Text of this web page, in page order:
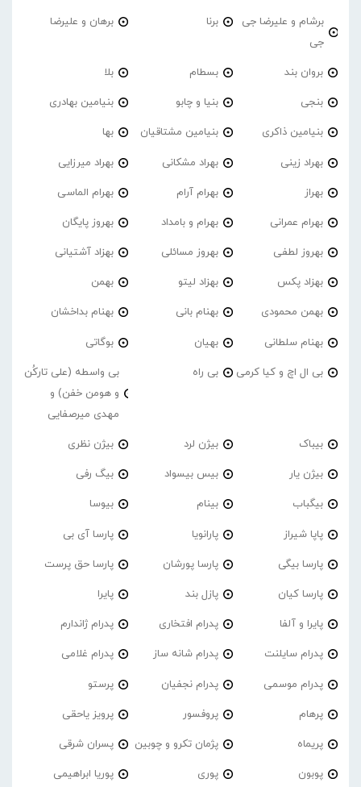
برشام و علیرضا جی
جی
برنا برهان و علیرضا
بروان بند بسطام بلا
بنجی بنیا و چابو بنیامین بهادری
بنیامین ذاکری بنیامین مشتاقیان بها
بهراد زینی بهراد مشکانی بهراد میرزایی
بهراز بهرام آرام بهرام الماسی
بهرام عمرانی بهرام و بامداد بهروز پایگان
بهروز لطفی بهروز مسائلی بهزاد آشتیانی
بهزاد پکس بهزاد لیتو بهمن
بهمن محمودی بهنام بانی بهنام بداخشان
بهنام سلطانی بهیان بوگاتی
بی ال اچ و کیا کرمی بی راه
بی واسطه (علی تارکُن
و هومن خفن) و
مهدی میرصفایی
بیباک بیژن لرد بیژن نظری
بیژن یار بیس بیسواد بیگ رفی
بیگباب بینام بیوسا
پاپا شیراز پارانویا پارسا آی بی
پارسا بیگی پارسا پورشان پارسا حق پرست
پارسا کیان پازل بند پایرا
پایرا و آلفا پدرام افتخاری پدرام ژاندارم
پدرام‌ سایلنت پدرام شانه ساز پدرام غلامی
پدرام موسمی پدرام نجفیان پرستو
پرهام پروفسور پرویز یاحقی
پریماه پژمان تکرو و چوبین پسران شرقی
پوبون پوری پوریا ابراهیمی